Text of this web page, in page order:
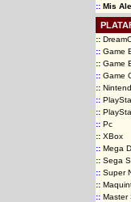
:: Mis
::
::Game
::Game
::Game
::
::
::
::Pc
::XBox
::Mega
::Sega
::Super
::
::Master